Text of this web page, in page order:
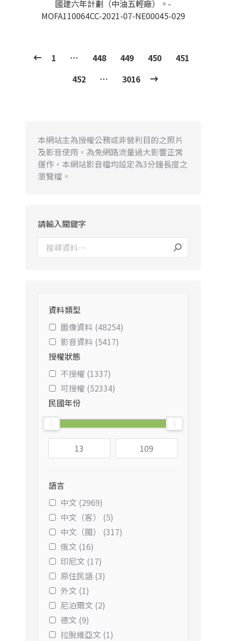
國建六年計劃（中油五輕廠）。-
MOFA110064CC-2021-07-NE00045-029
1 … 448 449 450
451
452
… 3016
本網站主為授權公務或非營利目的之照片
及影音使用，為免網路流量過大影響正常
運作，本網站影音檔均設定為3分鐘長度之
瀏覽檔。
請輸入關鍵字
資料類型
圖像資料 (48254)
影音資料 (5417)
授權狀態
不授權 (1337)
可授權 (52334)
民國年份
語言
中文 (2969)
中文（客） (5)
中文（閩） (317)
俄文 (16)
印尼文 (17)
原住民語 (3)
外文 (1)
尼泊爾文 (2)
德文 (9)
拉脫維亞文 (1)